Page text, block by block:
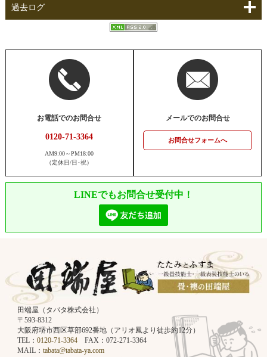
過去ログ
お電話でのお問合せ
0120-71-3364
AM9:00～PM18:00
（定休日/日･祝）
メールでのお問合せ
お問合せフォームへ
LINEでもお問合せ受付中！
田端屋（タバタ株式会社）
〒593-8312
大阪府堺市西区草部692番地（アリオ鳳より徒歩約12分）
TEL： 0120-71-3364FAX：072-271-3364
MAIL： tabata@tabata-ya.com